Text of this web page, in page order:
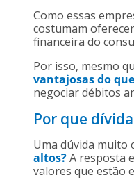
Como essas
costumam oferecer
financeira do
Por isso, mesmo
vantajosas do
negociar débitos
Por que
Uma dúvida muito
altos?A resposta
valores que estão